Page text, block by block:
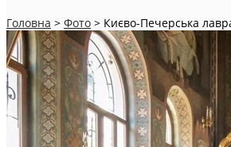
Головна > Фото > Києво-Печерська